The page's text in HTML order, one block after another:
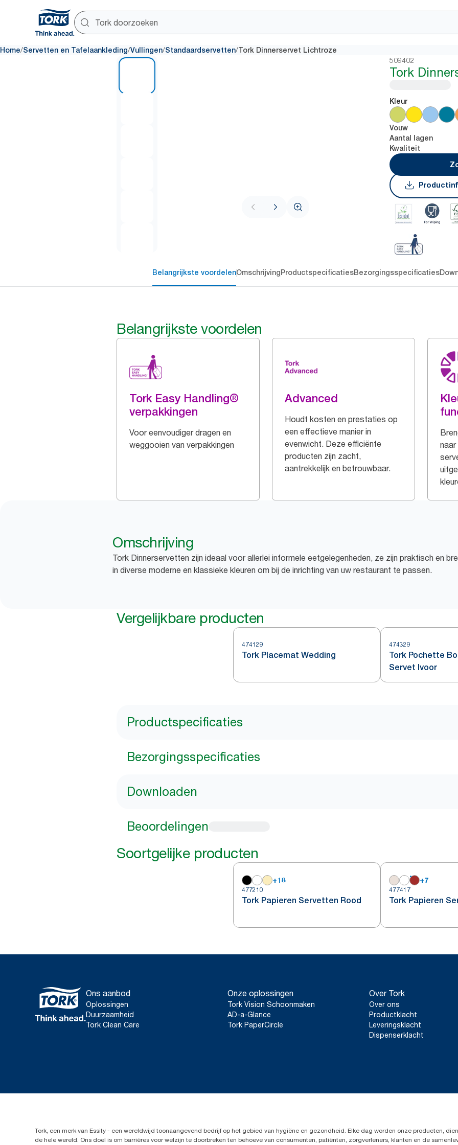
Home/Servetten en Tafelaankleding/Vullingen/Standaardservetten/Tork Dinnerservet Lichtroze
509402
Tork
Kleur
Vouw
Aantal lagen
Kwaliteit
Belangrijkste voordelenOmschrijvingProductspecificatiesBezorgingsspecificaties
Belangrijkste voordelen
Tork Easy Handling®
verpakkingen
Voor eenvoudiger dragen en
weggooien van verpakkingen
Advanced
Houdt kosten en prestaties op
een effectieve manier in
evenwicht. Deze efficiënte
producten zijn zacht,
aantrekkelijk en betrouwbaar.
Omschrijving
Tork Dinnerservetten zijn ideaal voor allerlei informele eetgelegenheden, ze zijn praktisch en
in diverse moderne en klassieke kleuren om bij de inrichting van uw restaurant te passen.
Vergelijkbare producten
474129
Tork Placemat Wedding
474329
Tork Pochette
Servet Ivoor
Productspecificaties
Bezorgingsspecificaties
Downloaden
Beoordelingen
Soortgelijke producten
+18
477210
Tork Papieren Servetten Rood
+7
477417
Tork Papieren
Ons aanbod
Oplossingen
Duurzaamheid
Tork Clean Care
Onze oplossingen
Tork Vision Schoonmaken
AD-a-Glance
Tork PaperCircle
Over Tork
Over ons
Productklacht
Leveringsklacht
Dispenserklacht
Tork, een merk van Essity - een wereldwijd toonaangevend bedrijf op het gebied van hygiëne en gezondheid. Elke dag worden onze producten,
de hele wereld. Ons doel is om barrières voor welzijn te doorbreken ten behoeve van consumenten, patiënten, zorgverleners, klanten en de